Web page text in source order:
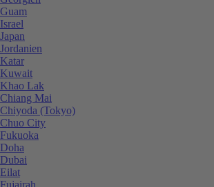
Guam
Israel
Japan
Jordanien
Katar
Kuwait
Khao Lak
Chiang Mai
Chiyoda (Tokyo)
Chuo City
Fukuoka
Doha
Dubai
Eilat
Fujairah